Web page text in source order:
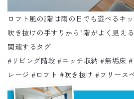
ロフト風の2階は雨の日でも遊べるキ
吹き抜けの手すりから1階がよく見える
関連するタグ
# リビング階段#ニッチ収納#無垢床#
レージ# ロフト#吹き抜け#フリース